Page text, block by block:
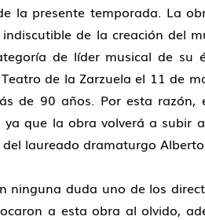
la presente temporada. La
de la creación del
de líder musical de su
de la Zarzuela el 11 de
de 90 años. Por esta
que la obra volverá a subir
laureado dramaturgo
ninguna duda uno de los
a esta obra al olvido,